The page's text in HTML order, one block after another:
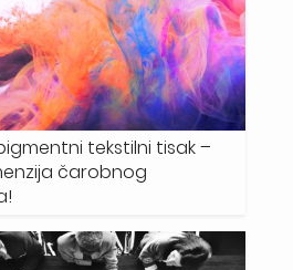
tekstilni tisak –
čarobnog